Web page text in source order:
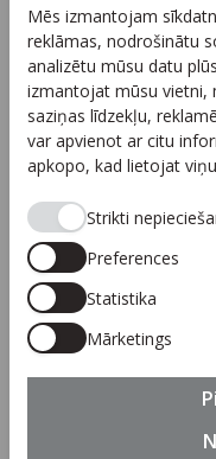
Mēs izmantojam
reklāmas, nodrošinātu
analizētu mūsu datu
izmantojat mūsu vietni,
saziņas līdzekļu,
var apvienot ar citu
apkopo, kad lietojat
Strikti
Preferences
Statistika
Mārketings
Arhīvs
Sadarbība
Autortiesības
Privātuma politika
Piesakies jaunumiem